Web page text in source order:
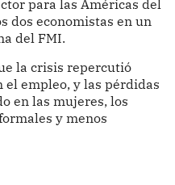
para las Américas del
dos economistas en un
del FMI.
la crisis repercutió
el empleo, y las pérdidas
en las mujeres, los
y menos